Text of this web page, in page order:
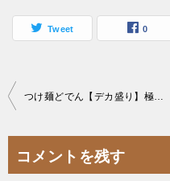
Tweet 0
投
ビ
つけ麺どでん【デカ盛り】極どろつけ麺カレー辛冷と釜揚げ油そばセルフトッピング食べ放題
コメントを残す